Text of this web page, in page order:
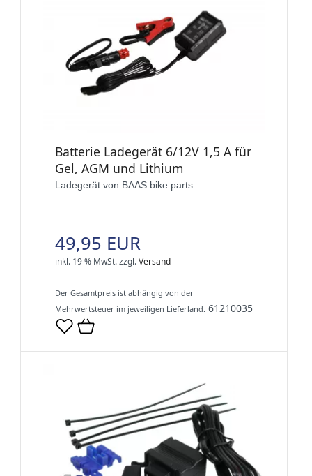
Batterie Ladegerät 6/12V 1,5 A für
Gel, AGM und Lithium
Ladegerät von BAAS bike parts
49,95 EUR
inkl. 19 % MwSt.zzgl.Versand
Der Gesamtpreis ist abhängig von der
Mehrwertsteuer im jeweiligen Lieferland. 61210035